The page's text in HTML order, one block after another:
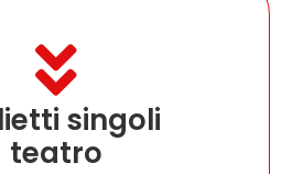
singoli
teatro